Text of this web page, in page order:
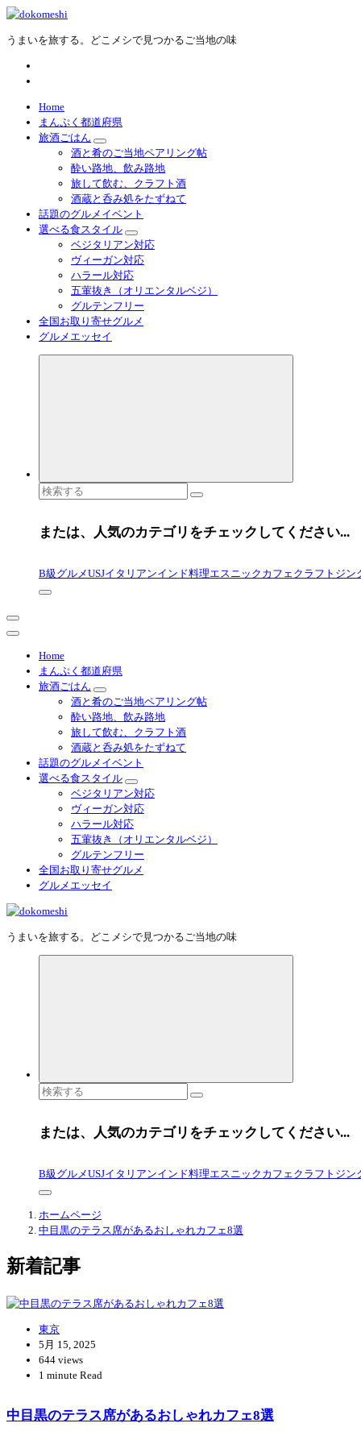
内
を
うまいを旅する。どこメシで見つかるご当地の味
Home
まんぷく都道府県
旅酒ごはん
酒と肴のご当地ペアリング帖
酔い路地、飲み路地
旅して飲む、クラフト酒
酒蔵と呑み処をたずねて
話題のグルメイベント
選べる食スタイル
ベジタリアン対応
ヴィーガン対応
ハラール対応
五葷抜き（オリエンタルベジ）
グルテンフリー
全国お取り寄せグルメ
グルメエッセイ
検
象:
または、人気のカテゴリをチェックしてください...
B級グルメUSJイタリアンインド料理エスニック カフェ クラフトジン
Home
まんぷく都道府県
旅酒ごはん
酒と肴のご当地ペアリング帖
酔い路地、飲み路地
旅して飲む、クラフト酒
酒蔵と呑み処をたずねて
話題のグルメイベント
選べる食スタイル
ベジタリアン対応
ヴィーガン対応
ハラール対応
五葷抜き（オリエンタルベジ）
グルテンフリー
全国お取り寄せグルメ
グルメエッセイ
うまいを旅する。どこメシで見つかるご当地の味
検
象:
または、人気のカテゴリをチェックしてください...
B級グルメUSJイタリアンインド料理エスニック カフェ クラフトジン
ホームページ
中目黒のテラス席があるおしゃれカフェ8選
新着記事
東京
5月 15, 2025
644 views
1 minute Read
中目黒のテラス席があるおしゃれカフェ8選